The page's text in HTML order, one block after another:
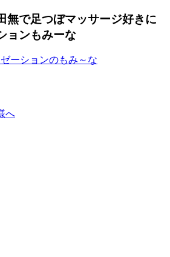
無で足つぼマッサージ好きに
ョンもみーな